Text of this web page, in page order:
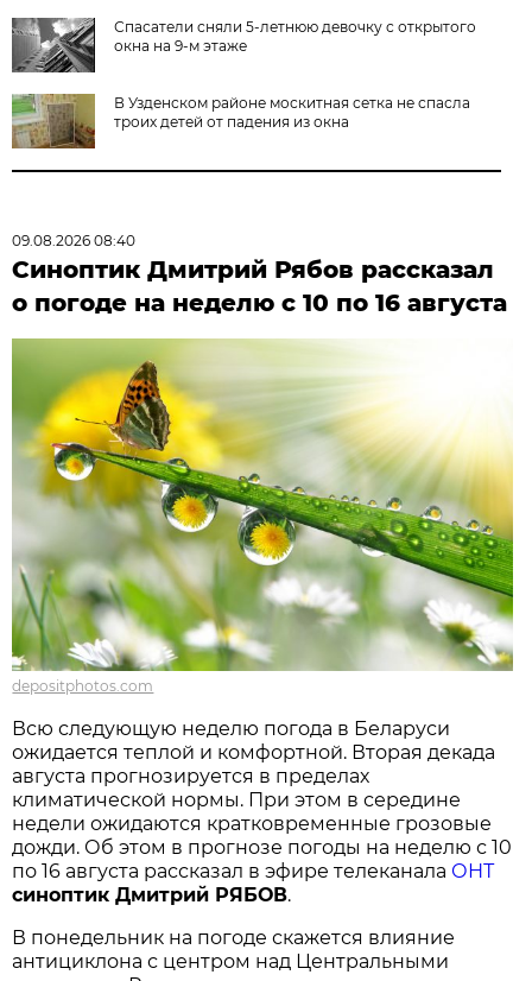
Спасатели сняли 5-летнюю девочку с открытого
окна на 9-м этаже
В Узденском районе москитная сетка не спасла
троих детей от падения из окна
09.08.2026 08:40
Синоптик Дмитрий Рябов рассказал
о погоде на неделю с 10 по 16 августа
depositphotos.com
Всю следующую неделю погода в Беларуси
ожидается теплой и комфортной. Вторая декада
августа прогнозируется в пределах
климатической нормы. При этом в середине
недели ожидаются кратковременные грозовые
дожди. Об этом в прогнозе погоды на неделю с 10
по 16 августа рассказал в эфире телеканала ОНТ
синоптик Дмитрий РЯБОВ.
В понедельник на погоде скажется влияние
антициклона с центром над Центральными